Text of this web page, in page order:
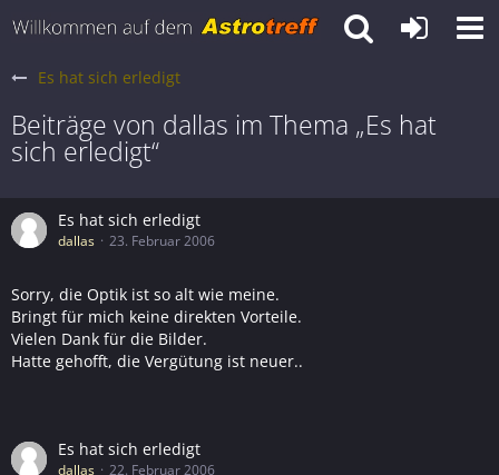
Es hat sich erledigt
Beiträge von dallas im Thema „Es hat
sich erledigt“
Es hat sich erledigt
dallas 23. Februar 2006
Sorry, die Optik ist so alt wie meine.
Bringt für mich keine direkten Vorteile.
Vielen Dank für die Bilder.
Hatte gehofft, die Vergütung ist neuer..
Es hat sich erledigt
dallas 22. Februar 2006